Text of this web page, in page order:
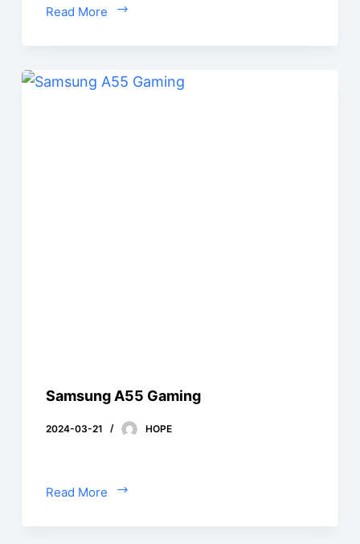
Read More
Samsung A55 Gaming
2024-03-21 HOPE
Read More